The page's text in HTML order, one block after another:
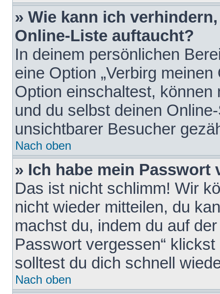
» Wie kann ich
Online-Liste auftaucht?
In deinem persönlichen
eine Option „Verbirg
Option einschaltest,
und du selbst deinen
unsichtbarer Besucher
Nach oben
» Ich habe mein Passwort
Das ist nicht schlimm! Wir
nicht wieder mitteilen, du
machst du, indem du auf
Passwort vergessen“
solltest du dich schnell
Nach oben